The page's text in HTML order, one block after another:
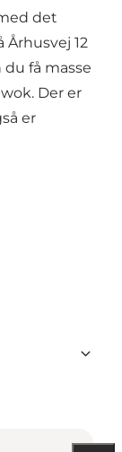
det
Århusvej 12
få masse
Der er
er